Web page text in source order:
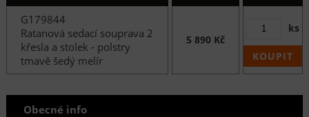
G179844
Ratanová sedací souprava 2
křesla a stolek - polstry
tmavě šedý melír
5 890 Kč
ks
KOUPIT
Obecné info